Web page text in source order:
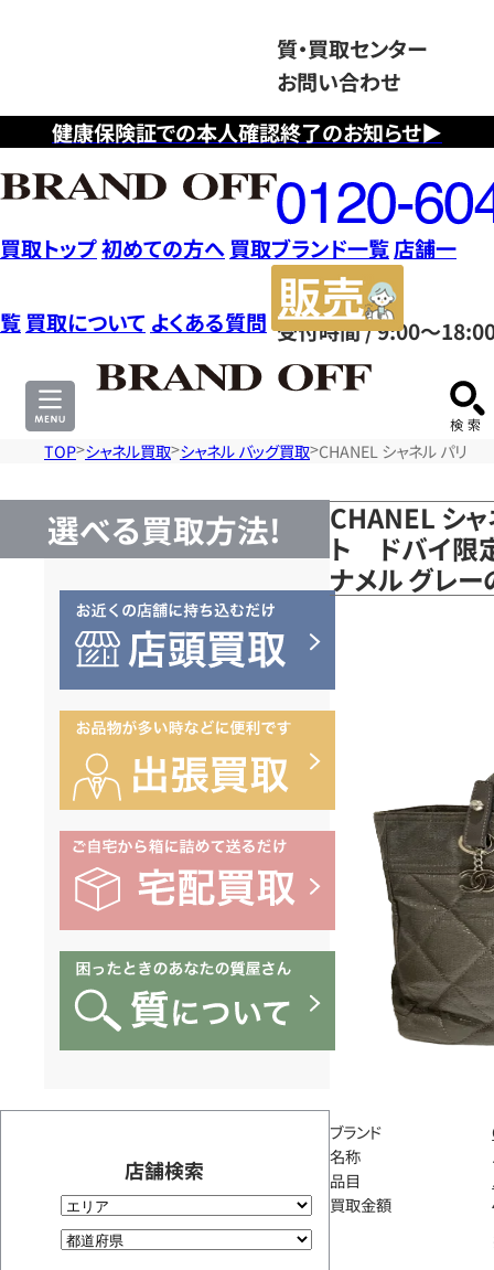
健康保険証での本人確認終了のお知らせ▶
質・買取センター
お問い合わせ
フ
リ
ー
ダ
イ
ヤ
ル
0120604117
受付時間 / 9:00～
買取トップ初めての方へ 買取ブランド一覧店舗一
覧 買取について よくある質問
サ
TOP シャネル買取 シャネル バッグ買取 CHANEL シャネル パリビ
選べる買取方法!
店舗検索
CHANEL シ
ト ドバイ限
ナメル グレ
ブランド
名称
品目
買取金額